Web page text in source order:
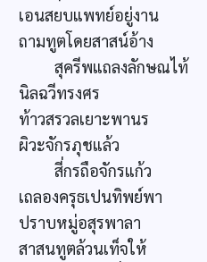
เอนสยบแพทย์อยู่งาน
ถามทูตโดยสาสน์อ้าง
สุครีพแถลงลักษณไท้
นิลฉวีทรงศร
ท้าวสรวลเยาะพานร
ผิวะจักรภุชแล้ว
สี่กรถือจักรแก้ว
เถลองครุธเปนทิพย์พา
ปราบหมู่อสุรพาลา
สาสนทูตล้วนเท็จให้